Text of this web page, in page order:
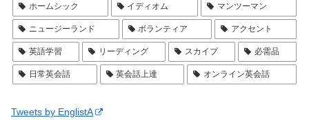
ホームシック イディオム マンツーマン
ニュージーランド ボランティア アクセント
英語学習 リーディング スカイプ 必需品
日常英会話 英会話上達 オンライン英会話
Tweets by EnglistA